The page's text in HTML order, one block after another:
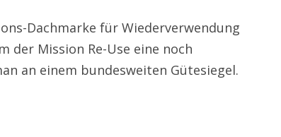
Dachmarke für Wiederverwendung
der Mission Re-Use eine noch
an einem bundesweiten Gütesiegel.